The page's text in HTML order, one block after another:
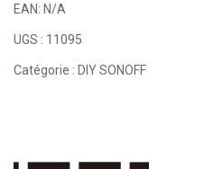
EAN: N/A
UGS : 11095
Catégorie : DIY SONOFF